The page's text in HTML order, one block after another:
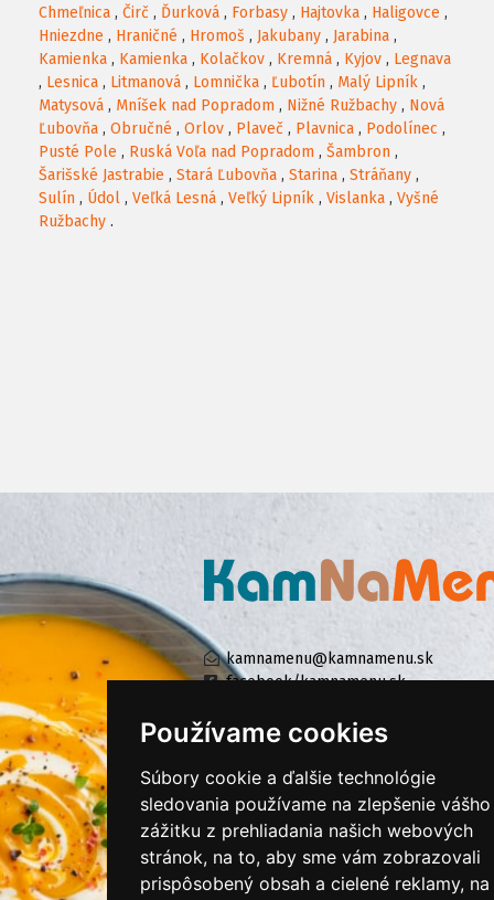
Používame cookies
Súbory cookie a ďalšie technológie
sledovania používame na zlepšenie vášho
zážitku z prehliadania našich webových
stránok, na to, aby sme vám zobrazovali
prispôsobený obsah a cielené reklamy, na
Chmeľnica , Čirč , Ďurková , Forbasy , Hajtovka , Haligovce ,
Hniezdne , Hraničné , Hromoš , Jakubany , Jarabina ,
Kamienka , Kamienka , Kolačkov , Kremná , Kyjov , Legnava
, Lesnica , Litmanová , Lomnička , Ľubotín , Malý Lipník ,
Matysová , Mníšek nad Popradom , Nižné Ružbachy , Nová
Ľubovňa , Obručné , Orlov , Plaveč , Plavnica , Podolínec ,
Pusté Pole , Ruská Voľa nad Popradom , Šambron ,
Šarišské Jastrabie , Stará Ľubovňa , Starina , Stráňany ,
Sulín , Údol , Veľká Lesná , Veľký Lipník , Vislanka , Vyšné
Ružbachy .
kamnamenu@kamnamenu.sk
facebook/kamnamenu.sk
KONTAKTUJTE NÁS
PRIHLÁSIŤ SA DO ZÁKAZNÍCKEJ ZÓNY